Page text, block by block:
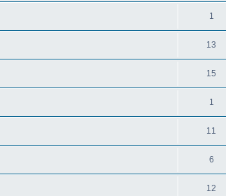
1
13
15
1
11
6
12